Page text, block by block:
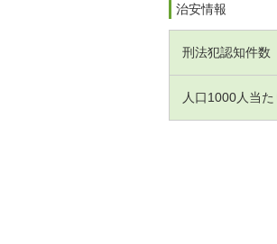
治安情報
刑法犯認知件数
人口1000人当た